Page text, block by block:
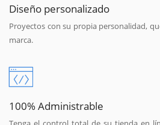
Diseño personalizado
Proyectos con su propia personalidad,
marca.
100% Administrable